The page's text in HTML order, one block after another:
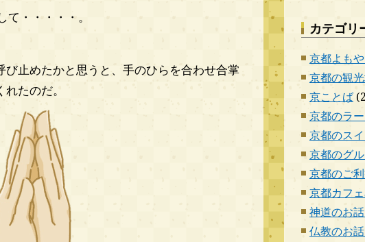
て・・・・・。
止めたかと思うと、手のひらを合わせ合掌
たのだ。
カテゴ
京都よも
京都の観
京ことば
京都のラ
京都のス
京都のグ
京都のご
京都カフ
神道のお
仏教のお